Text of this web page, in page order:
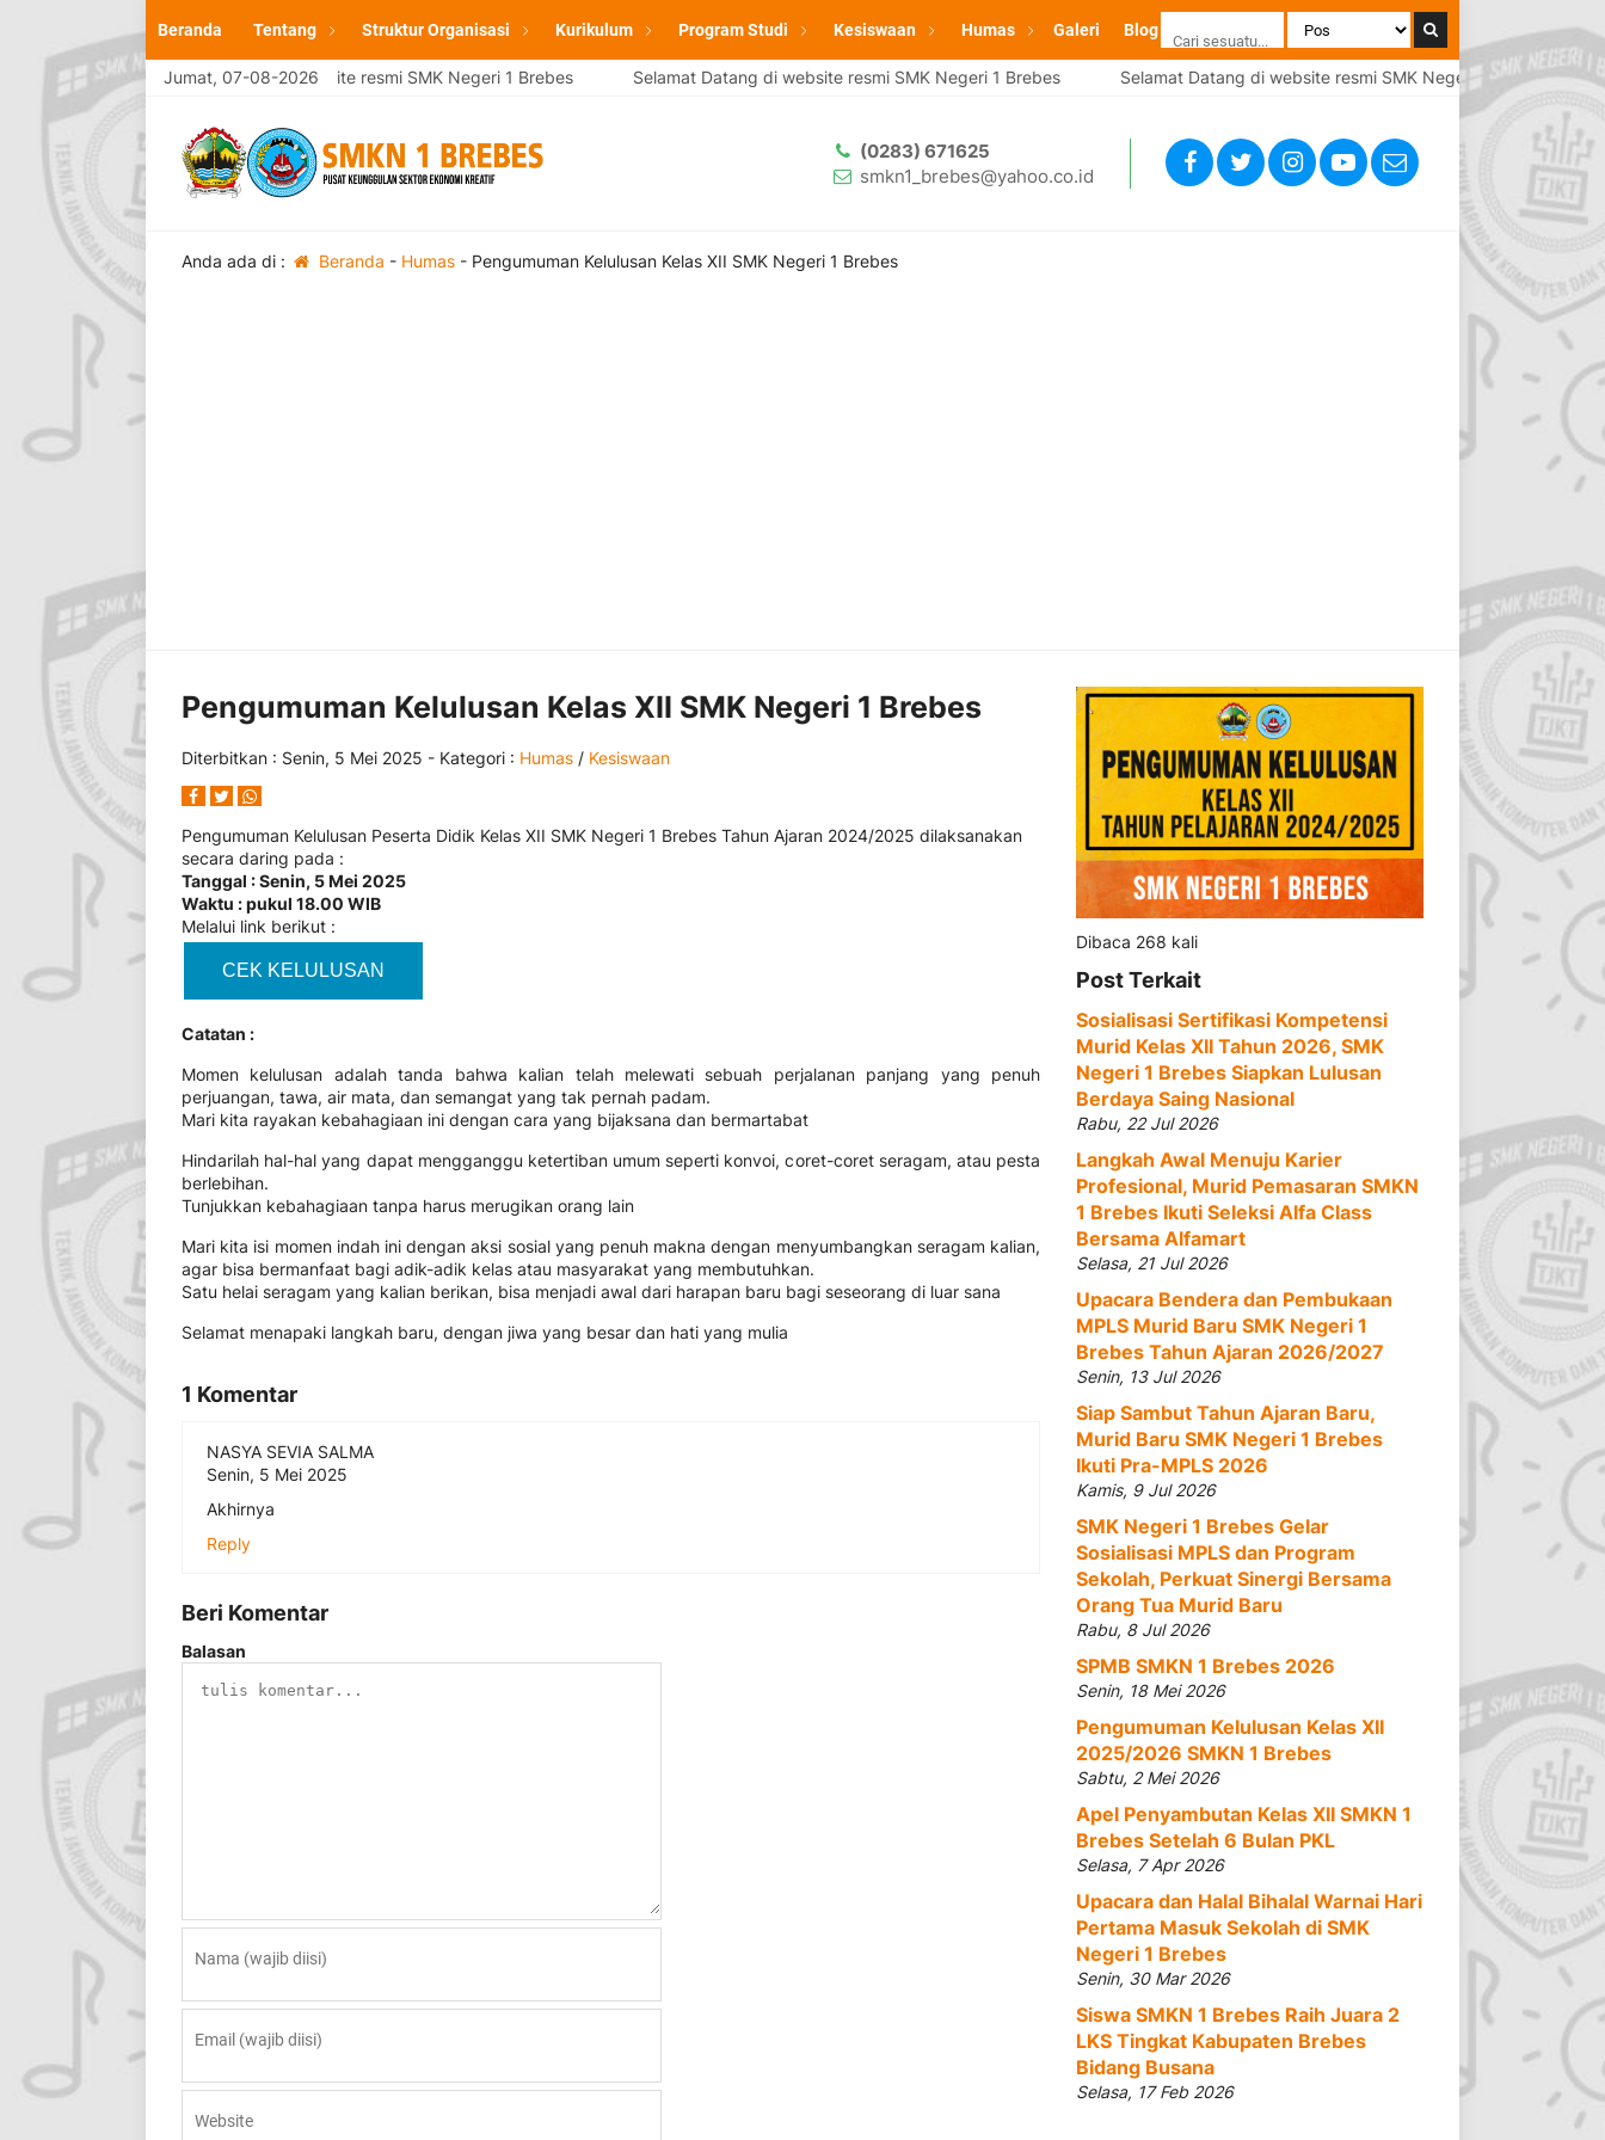
Beranda Tentang Struktur Organisasi Kurikulum Program Studi Kesiswaan Humas Galeri Blog
Jumat, 07-08-2026
Selamat Datang di website resmi SMK Negeri 1 Brebes Selamat Datang di website resmi SMK Negeri 1 Brebes Selamat Datang di website resmi SMK Negeri 1 Brebes
(0283) 671625
smkn1_brebes@yahoo.co.id
Anda ada di : Beranda - Humas- Pengumuman Kelulusan Kelas XII SMK Negeri 1 Brebes
Pengumuman Kelulusan Kelas XII SMK Negeri 1 Brebes
Diterbitkan : Senin, 5 Mei 2025 - Kategori : Humas / Kesiswaan
Pengumuman Kelulusan Peserta Didik Kelas XII SMK Negeri 1 Brebes Tahun Ajaran 2024/2025 dilaksanakan
secara daring pada :
Tanggal : Senin, 5 Mei 2025
Waktu : pukul 18.00 WIB
Melalui link berikut :
CEK KELULUSAN
Catatan :
Momen kelulusan adalah tanda bahwa kalian telah melewati sebuah perjalanan panjang yang penuh
perjuangan, tawa, air mata, dan semangat yang tak pernah padam.
Mari kita rayakan kebahagiaan ini dengan cara yang bijaksana dan bermartabat
Hindarilah hal-hal yang dapat mengganggu ketertiban umum seperti konvoi, coret-coret seragam, atau pesta
berlebihan.
Tunjukkan kebahagiaan tanpa harus merugikan orang lain
Mari kita isi momen indah ini dengan aksi sosial yang penuh makna dengan menyumbangkan seragam kalian,
agar bisa bermanfaat bagi adik-adik kelas atau masyarakat yang membutuhkan.
Satu helai seragam yang kalian berikan, bisa menjadi awal dari harapan baru bagi seseorang di luar sana
Selamat menapaki langkah baru, dengan jiwa yang besar dan hati yang mulia
1 Komentar
NASYA SEVIA SALMA
Senin, 5 Mei 2025
Akhirnya
Reply
Beri Komentar
Balasan
Dibaca 268 kali
Post Terkait
Sosialisasi Sertifikasi Kompetensi
Murid Kelas XII Tahun 2026, SMK
Negeri 1 Brebes Siapkan Lulusan
Berdaya Saing Nasional
Rabu, 22 Jul 2026
Langkah Awal Menuju Karier
Profesional, Murid Pemasaran SMKN
1 Brebes Ikuti Seleksi Alfa Class
Bersama Alfamart
Selasa, 21 Jul 2026
Upacara Bendera dan Pembukaan
MPLS Murid Baru SMK Negeri 1
Brebes Tahun Ajaran 2026/2027
Senin, 13 Jul 2026
Siap Sambut Tahun Ajaran Baru,
Murid Baru SMK Negeri 1 Brebes
Ikuti Pra-MPLS 2026
Kamis, 9 Jul 2026
SMK Negeri 1 Brebes Gelar
Sosialisasi MPLS dan Program
Sekolah, Perkuat Sinergi Bersama
Orang Tua Murid Baru
Rabu, 8 Jul 2026
SPMB SMKN 1 Brebes 2026
Senin, 18 Mei 2026
Pengumuman Kelulusan Kelas XII
2025/2026 SMKN 1 Brebes
Sabtu, 2 Mei 2026
Apel Penyambutan Kelas XII SMKN 1
Brebes Setelah 6 Bulan PKL
Selasa, 7 Apr 2026
Upacara dan Halal Bihalal Warnai Hari
Pertama Masuk Sekolah di SMK
Negeri 1 Brebes
Senin, 30 Mar 2026
Siswa SMKN 1 Brebes Raih Juara 2
LKS Tingkat Kabupaten Brebes
Bidang Busana
Selasa, 17 Feb 2026